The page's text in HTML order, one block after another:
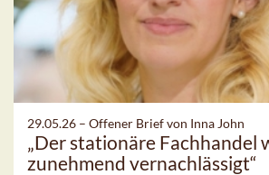
29.05.26 – Offener Brief von Inna John
„Der stationäre Fachhandel
zunehmend vernachlässigt“